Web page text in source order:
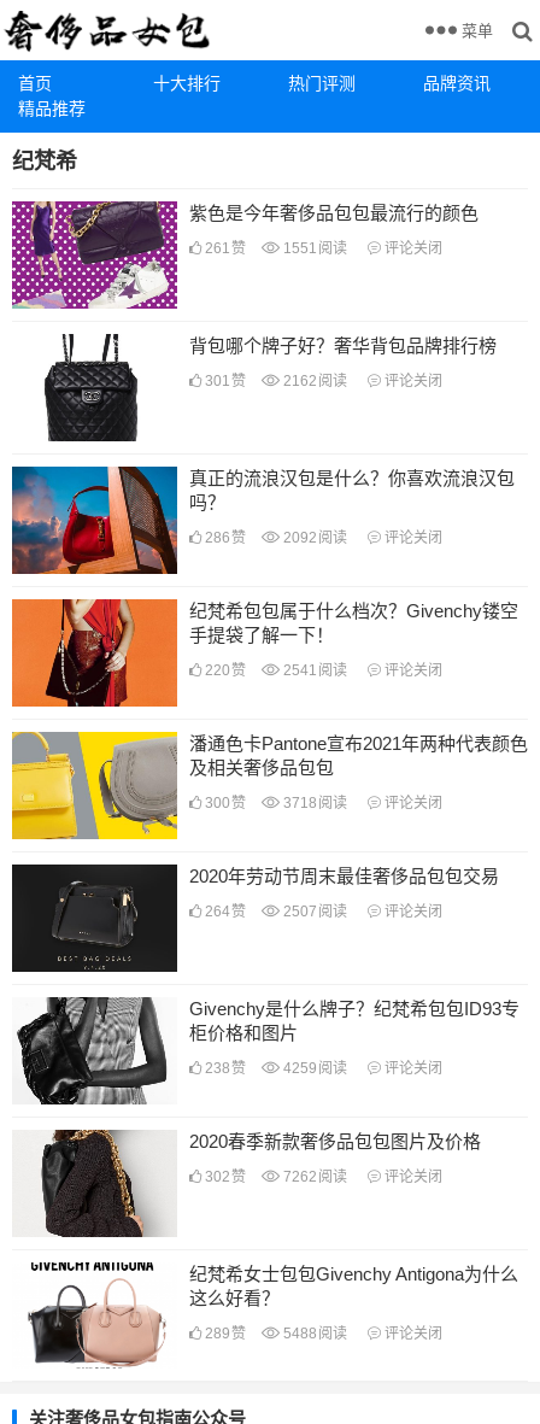
首页 十大排行 热门评测
品牌资讯
精品推荐
菜单
纪梵希
紫色是今年奢侈品包包最流行的颜色
261 赞 1551 阅读 评论关闭
背包哪个牌子好？奢华背包品牌排行榜
301 赞 2162 阅读 评论关闭
真正的流浪汉包是什么？你喜欢流浪汉包
吗？
286 赞 2092 阅读 评论关闭
纪梵希包包属于什么档次？Givenchy镂空
手提袋了解一下！
220 赞 2541 阅读 评论关闭
潘通色卡Pantone宣布2021年两种代表颜色
及相关奢侈品包包
300 赞 3718 阅读 评论关闭
2020年劳动节周末最佳奢侈品包包交易
264赞 2507 阅读 评论关闭
Givenchy是什么牌子？纪梵希包包ID93专
柜价格和图片
238 赞 4259 阅读 评论关闭
2020春季新款奢侈品包包图片及价格
302 赞 7262 阅读 评论关闭
纪梵希女士包包Givenchy Antigona为什么
这么好看？
289 赞 5488 阅读 评论关闭
关注奢侈品女包指南公众号